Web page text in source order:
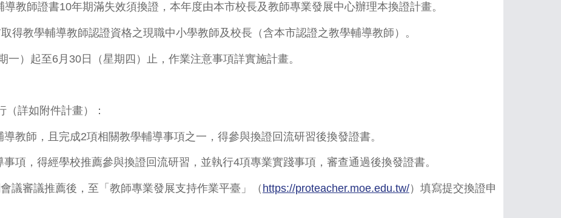
教師證書10年期滿失效須換證，本年度由本市校長及教師專業發展中心辦理本換證計畫。
得教學輔導教師認證資格之現職中小學教師及校長（含本市認證之教學輔導教師）。
）起至6月30日（星期四）止，作業注意事項詳實施計畫。
詳如附件計畫）：
師，且完成2項相關教學輔導事項之一，得參與換證回流研習後換發證書。
，得經學校推薦參與換證回流研習，並執行4項專業實踐事項，審查通過後換發證書。
審議推薦後，至「教師專業發展支持作業平臺」（ https://proteacher.moe.edu.tw/）填寫提交換證申